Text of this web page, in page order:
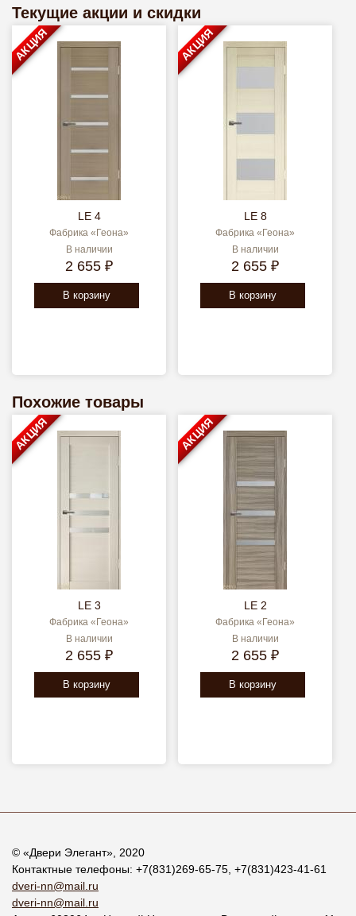
Текущие акции и скидки
LE 4
Фабрика «Геона»
В наличии
2 655 ₽
В корзину
АКЦИЯ
LE 8
Фабрика «Геона»
В наличии
2 655 ₽
В корзину
АКЦИЯ
Похожие товары
LE 3
Фабрика «Геона»
В наличии
2 655 ₽
В корзину
АКЦИЯ
LE 2
Фабрика «Геона»
В наличии
2 655 ₽
В корзину
АКЦИЯ
© «Двери Элегант», 2020
Контактные телефоны: +7(831)269-65-75 +7(831)423-41-61
dveri-nn@mail.ru
dveri-nn@mail.ru